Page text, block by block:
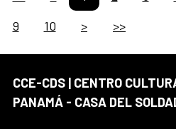
9
10 > >>
CCE-CDS | CENTRO
PANAMÁ - CASA DEL